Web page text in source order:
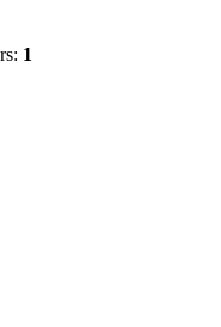
1